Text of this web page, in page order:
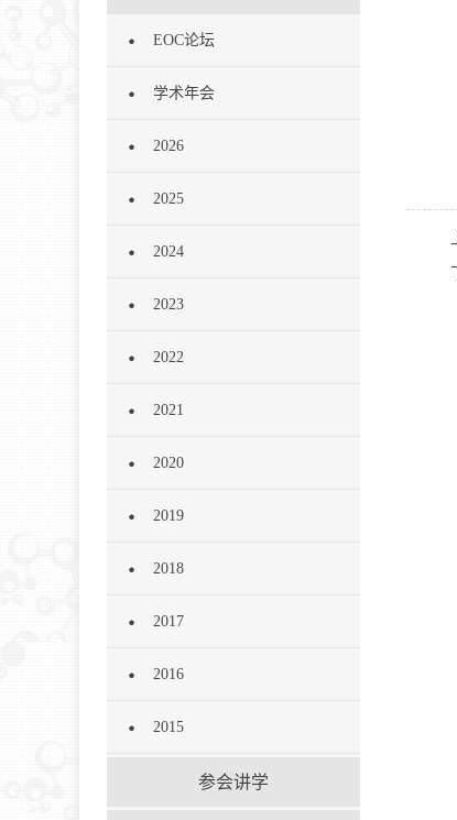
EOC论坛
学术年会
2026
2025
2024
2023
2022
2021
2020
2019
2018
2017
2016
2015
参会讲学